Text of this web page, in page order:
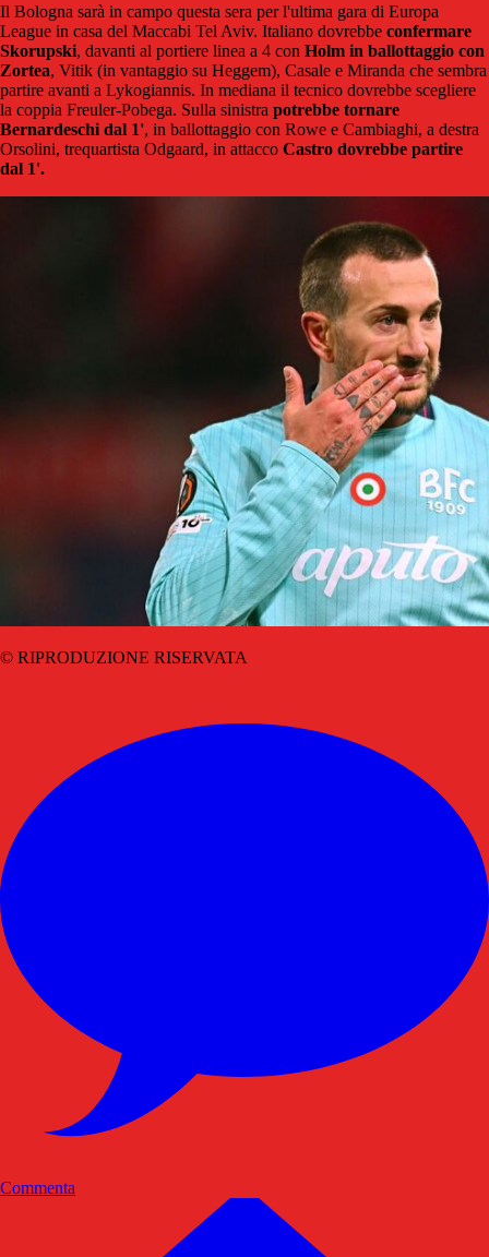
Il Bologna sarà in campo questa sera per l'ultima gara di Europa
League in casa del Maccabi Tel Aviv. Italiano dovrebbe confermare
Skorupski, davanti al portiere linea a 4 con Holm in ballottaggio con
Zortea, Vitik (in vantaggio su Heggem), Casale e Miranda che sembra
partire avanti a Lykogiannis. In mediana il tecnico dovrebbe scegliere
la coppia Freuler-Pobega. Sulla sinistra potrebbe tornare
Bernardeschi dal 1', in ballottaggio con Rowe e Cambiaghi, a destra
Orsolini, trequartista Odgaard, in attacco Castro dovrebbe partire
dal 1'.
© RIPRODUZIONE RISERVATA
Commenta